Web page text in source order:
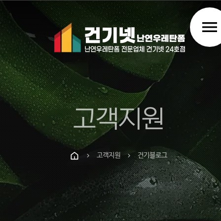
menu
고객지원
chevron_right 고객지원 chevron_right 건기블로그